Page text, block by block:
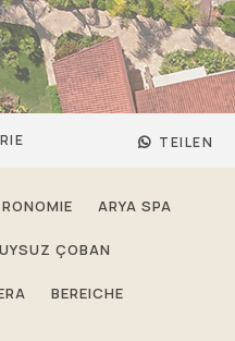
TEILEN
ARYA SPA
ÇOBAN
BEREICHE